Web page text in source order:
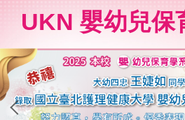
要
內
容
區
UKN 嬰幼兒保